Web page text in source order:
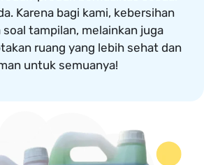
Karena bagi kami, kebersihan
soal tampilan, melainkan juga
ruang yang lebih sehat dan
untuk semuanya!